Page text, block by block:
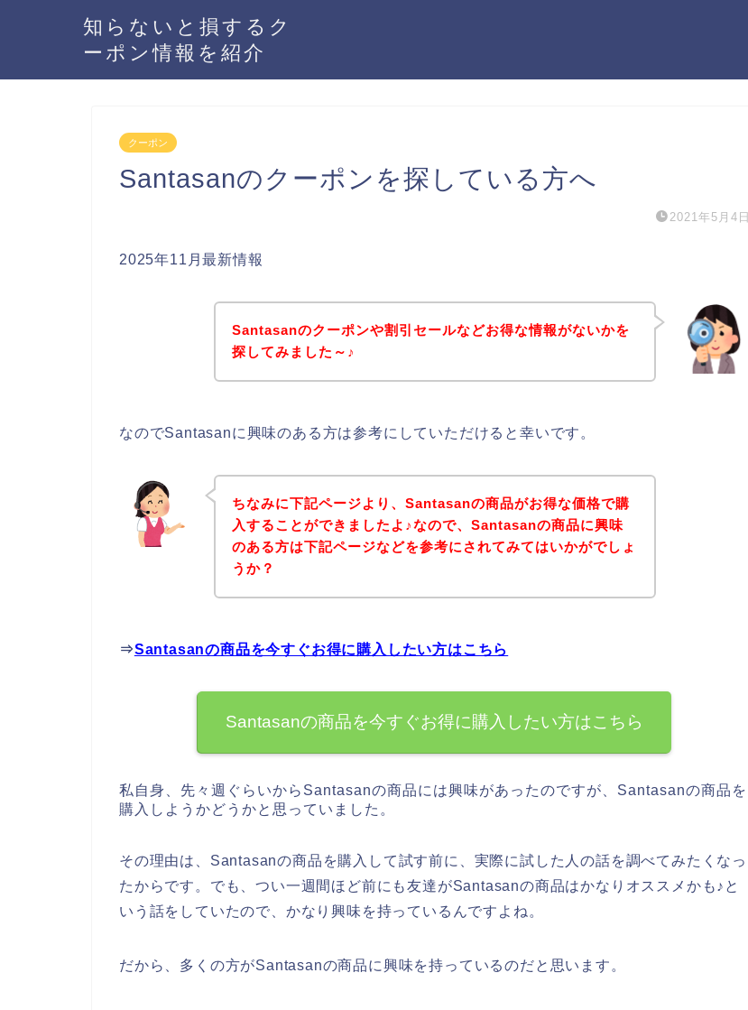
知らないと損するク
ーポン情報を紹介
クーポン
Santasanのクーポンを探している方へ
2021年5月4日
2025年11月最新情報
Santasanのクーポンや割引セールなどお得な情報がないかを
探してみました～♪
なのでSantasanに興味のある方は参考にしていただけると幸いです。
ちなみに下記ページより、Santasanの商品がお得な価格で購
入することができましたよ♪なので、Santasanの商品に興味
のある方は下記ページなどを参考にされてみてはいかがでしょ
うか？
⇒Santasanの商品を今すぐお得に購入したい方はこちら
Santasanの商品を今すぐお得に購入したい方はこちら
私自身、先々週ぐらいからSantasanの商品には興味があったのですが、Santasanの商品を
購入しようかどうかと思っていました。
その理由は、Santasanの商品を購入して試す前に、実際に試した人の話を調べてみたくなっ
たからです。でも、つい一週間ほど前にも友達がSantasanの商品はかなりオススメかも♪と
いう話をしていたので、かなり興味を持っているんですよね。
だから、多くの方がSantasanの商品に興味を持っているのだと思います。